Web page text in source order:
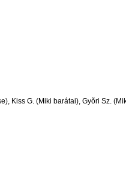
Kiss G. (Miki barátai), Gyõri Sz.